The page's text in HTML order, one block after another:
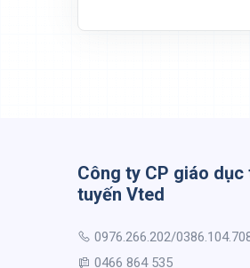
Công ty CP giáo
tuyến Vted
0976.266.202/
0466 864 535